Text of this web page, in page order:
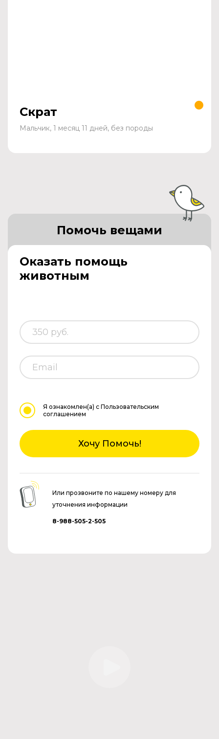
Скрат
Мальчик, 1 месяц 11 дней, без породы
Оказать помощь
животным
Помочь вещами
Я ознакомлен(а) с Пользовательским
соглашением
Хочу Помочь!
Или прозвоните по нашему номеру для
уточнения информации
8-988-505-2-505